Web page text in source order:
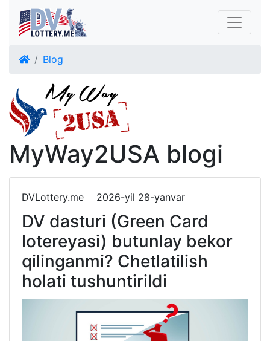
Blog
MyWay2USA blogi
DVLottery.me 2026-yil 28-yanvar
DV dasturi (Green Card
lotereyasi) butunlay bekor
qilinganmi? Chetlatilish
holati tushuntirildi